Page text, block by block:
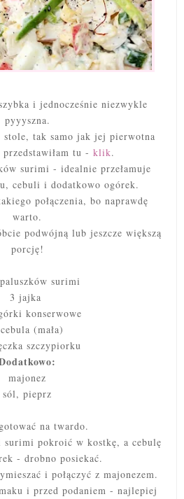
i jednocześnie niezwykle
pyyyszna.
stole, tak samo jak jej pierwotna
tu - klik.
surimi - idealnie przełamuje
cebuli i dodatkowo ogórek.
połączenia, bo naprawdę
warto.
podwójną lub jeszcze większą
porcję!
surimi
3 jajka
konserwowe
(mała)
szczypiorku
majonez
sól, pieprz
na twardo.
pokroić w kostkę, a cebulę
- drobno posiekać.
i połączyć z majonezem.
i przed podaniem - najlepiej